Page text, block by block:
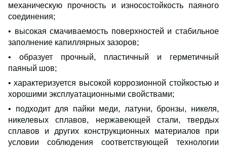
механическую прочность и износостойкость паяного
соединения;
• высокая смачиваемость поверхностей и стабильное
заполнение капиллярных зазоров;
• образует прочный, пластичный и герметичный
паяный шов;
• характеризуется высокой коррозионной стойкостью и
хорошими эксплуатационными свойствами;
• подходит для пайки меди, латуни, бронзы, никеля,
никелевых сплавов, нержавеющей стали, твердых
сплавов и других конструкционных материалов при
условии соблюдения соответствующей технологии